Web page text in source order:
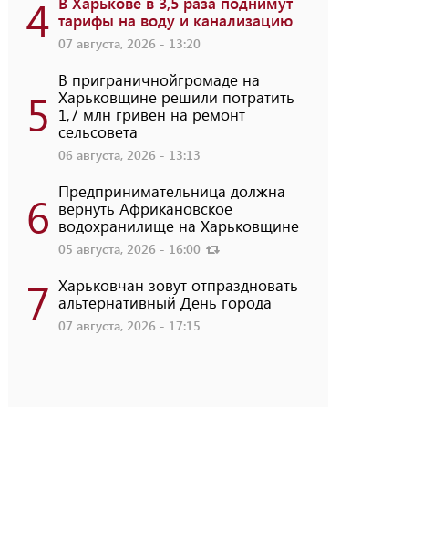
4 тарифы на воду и канализацию
07 августа, 2026 - 13:20
5
В приграничнойгромаде на
Харьковщине решили потратить
1,7 млн ​​гривен на ремонт
сельсовета
06 августа, 2026 - 13:13
6 Предпринимательница должна
вернуть Африкановское
водохранилище на Харьковщине
05 августа, 2026 - 16:00
7 Харьковчан зовут отпраздновать
альтернативный День города
07 августа, 2026 - 17:15